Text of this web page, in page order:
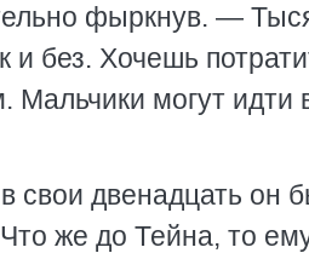
фыркнув. —
и без. Хочешь
могут идти
свои двенадцать он
же до Тейна, то